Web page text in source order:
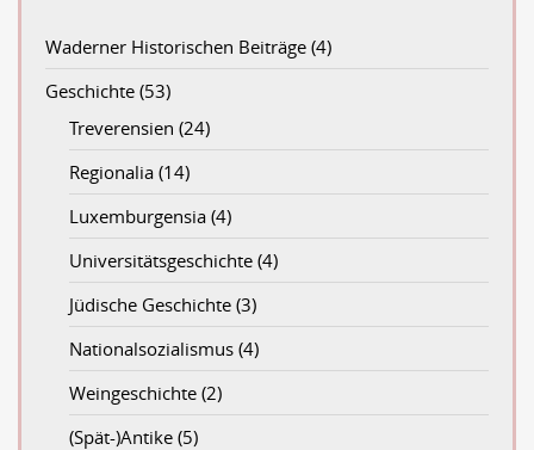
Waderner Historischen Beiträge (4)
Geschichte (53)
Treverensien (24)
Regionalia (14)
Luxemburgensia (4)
Universitätsgeschichte (4)
Jüdische Geschichte (3)
Nationalsozialismus (4)
Weingeschichte (2)
(Spät-)Antike (5)